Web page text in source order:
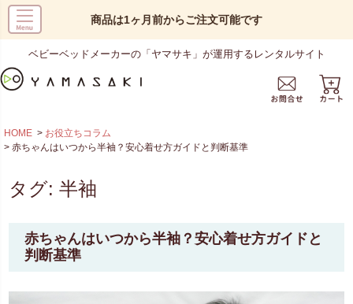
商品は1ヶ月前からご注文可能です
ベビーベッドメーカーの「ヤマサキ」が運用するレンタルサイト
HOME
お役立ちコラム
赤ちゃんはいつから半袖？安心着せ方ガイドと判断基準
タグ: 半袖
赤ちゃんはいつから半袖？安心着せ方ガイドと
判断基準